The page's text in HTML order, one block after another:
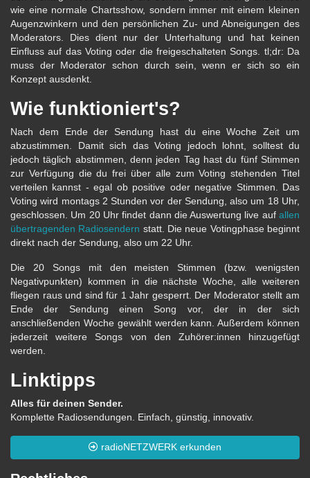
wie eine normale Chartsshow, sondern immer mit einem kleinen
Augenzwinkern und den persönlichen Zu- und Abneigungen des
Moderators. Dies dient nur der Unterhaltung und hat keinen
Einfluss auf das Voting oder die freigeschalteten Songs. tl;dr: Da
muss der Moderator schon durch sein, wenn er sich so ein
Konzept ausdenkt.
Wie funktioniert's?
Nach dem Ende der Sendung hast du eine Woche Zeit um
abzustimmen. Damit sich das Voting jedoch lohnt, solltest du
jedoch täglich abstimmen, denn jeden Tag hast du fünf Stimmen
zur Verfügung die du frei über alle zum Voting stehenden Titel
verteilen kannst - egal ob positive oder negative Stimmen. Das
Voting wird montags 2 Stunden vor der Sendung, also um 18 Uhr,
geschlossen. Um 20 Uhr findet dann die Auswertung live auf allen
übertragenden Radiosendern statt. Die neue Votingphase beginnt
direkt nach der Sendung, also um 22 Uhr.
Die 20 Songs mit den meisten Stimmen (bzw. wenigsten
Negativpunkten) kommen in die nächste Woche, alle weiteren
fliegen raus und sind für 1 Jahr gesperrt. Der Moderator stellt am
Ende der Sendung einen Song vor, der in der sich
anschließenden Woche gewählt werden kann. Außerdem können
jederzeit weitere Songs von den Zuhörer:innen hinzugefügt
werden.
Linktipps
Alles für deinen Sender.
Komplette Radiosendungen. Einfach, günstig, innovativ.
radioNETZWERK erkunden